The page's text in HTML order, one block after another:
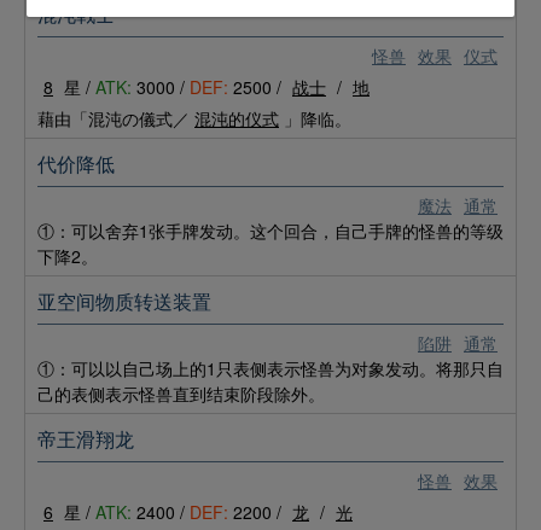
怪兽 效果 仪式
混沌戦士
8 星 / ATK: 3000 / DEF: 2500 / 战士 / 地
藉由「混沌の儀式／ 混沌的仪式 」降临。
魔法 通常
代价降低
①：可以舍弃1张手牌发动。这个回合，自己手牌的怪兽的等级
下降2。
陷阱 通常
亚空间物质转送装置
①：可以以自己场上的1只表侧表示怪兽为对象发动。将那只自
己的表侧表示怪兽直到结束阶段除外。
怪兽 效果
帝王滑翔龙
6 星 / ATK: 2400 / DEF: 2200 / 龙 / 光